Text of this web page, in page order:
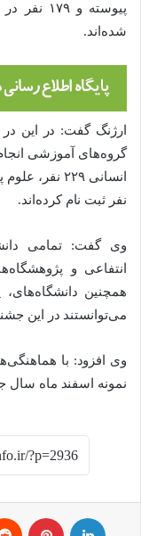
پیوسته
شده‌اند.
نفر ثبت نام کرده‌اند.
وی گفت: تمامی
انتفاعی و
همچنین دانشگاه‌های،
می‌توانستند در این
وی افزود: با
نمونه اسفند ماه سال